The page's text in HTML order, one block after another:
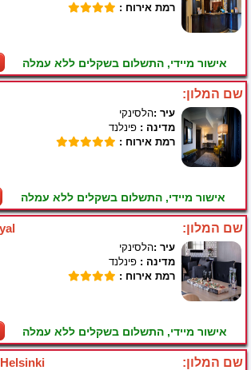
רמת אירוח :
אישור מיידי, התשלום בשקלים ללא עמלה
שם המלון:
עיר :הלסינקי
מדינה : פינלנד
רמת אירוח :
אישור מיידי, התשלום בשקלים ללא עמלה
שם המלון:
עיר :הלסינקי
מדינה : פינלנד
רמת אירוח :
אישור מיידי, התשלום בשקלים ללא עמלה
שם המלון: